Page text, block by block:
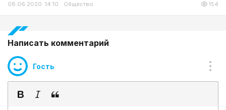
08.06.2020 14:10 Общество 154
Написать комментарий
Гость